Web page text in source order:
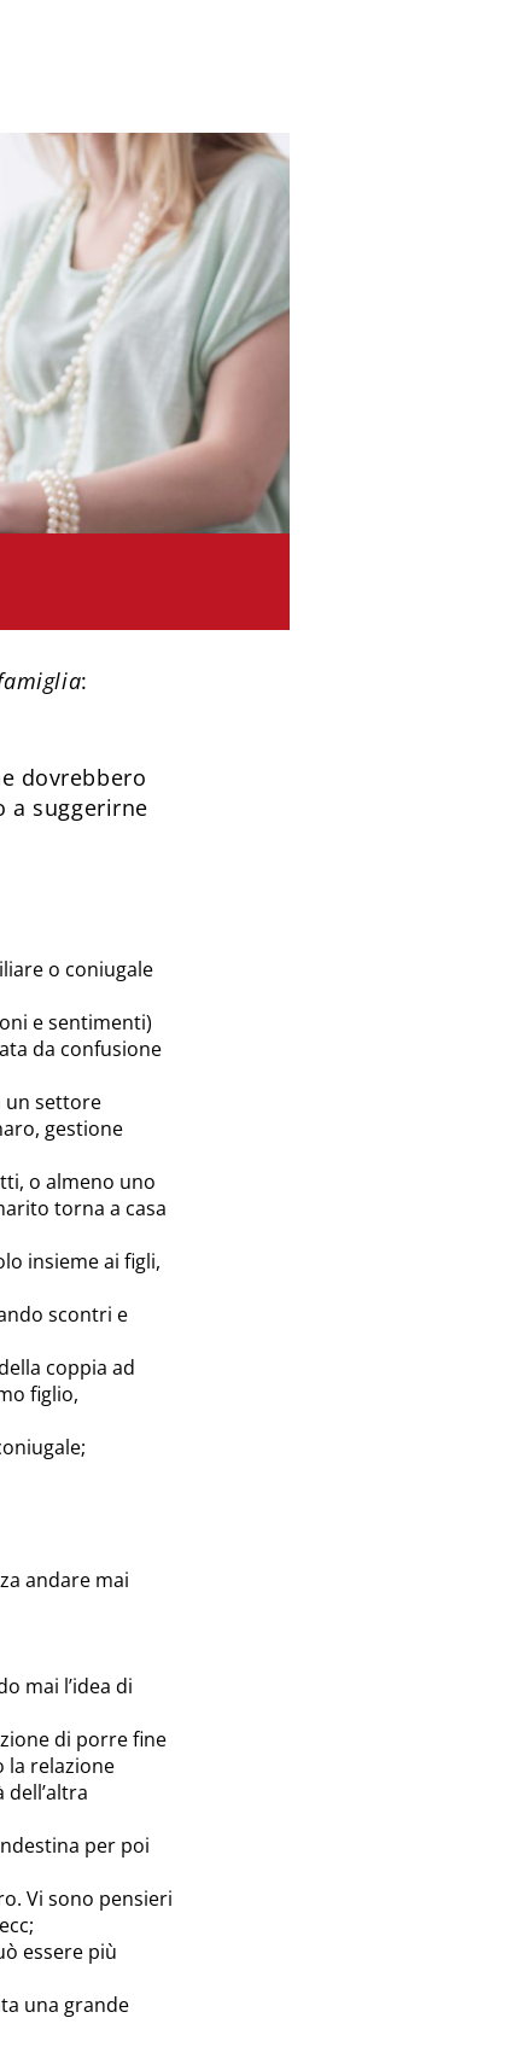
:
dovrebbero
a suggerirne
o coniugale
e sentimenti)
da confusione
un settore
gestione
o almeno uno
torna a casa
insieme ai figli,
scontri e
coppia ad
figlio,
andare mai
mai l’idea di
di porre fine
la relazione
per poi
Vi sono pensieri
essere più
una grande